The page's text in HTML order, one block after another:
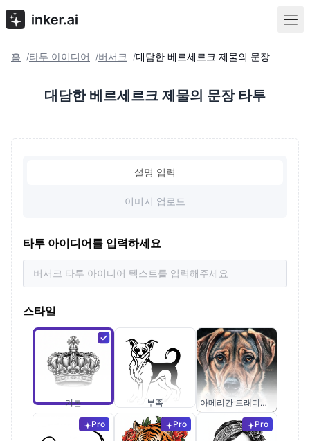
홈 /타투 아이디어 /버서크 /대담한 베르세르크 제물의 문장
대담한 베르세르크 제물의 문장 타투
설명 입력
이미지 업로드
타투 아이디어를 입력하세요
스타일
기본 부족 아메리칸 트래디셔널
Pro Pro Pro